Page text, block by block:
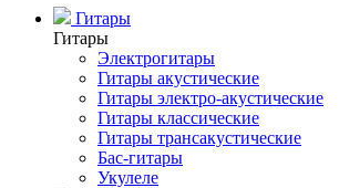
Гитары
Гитары
Электрогитары
Гитары акустические
Гитары электро-акустические
Гитары классические
Гитары трансакустические
Бас-гитары
Укулеле